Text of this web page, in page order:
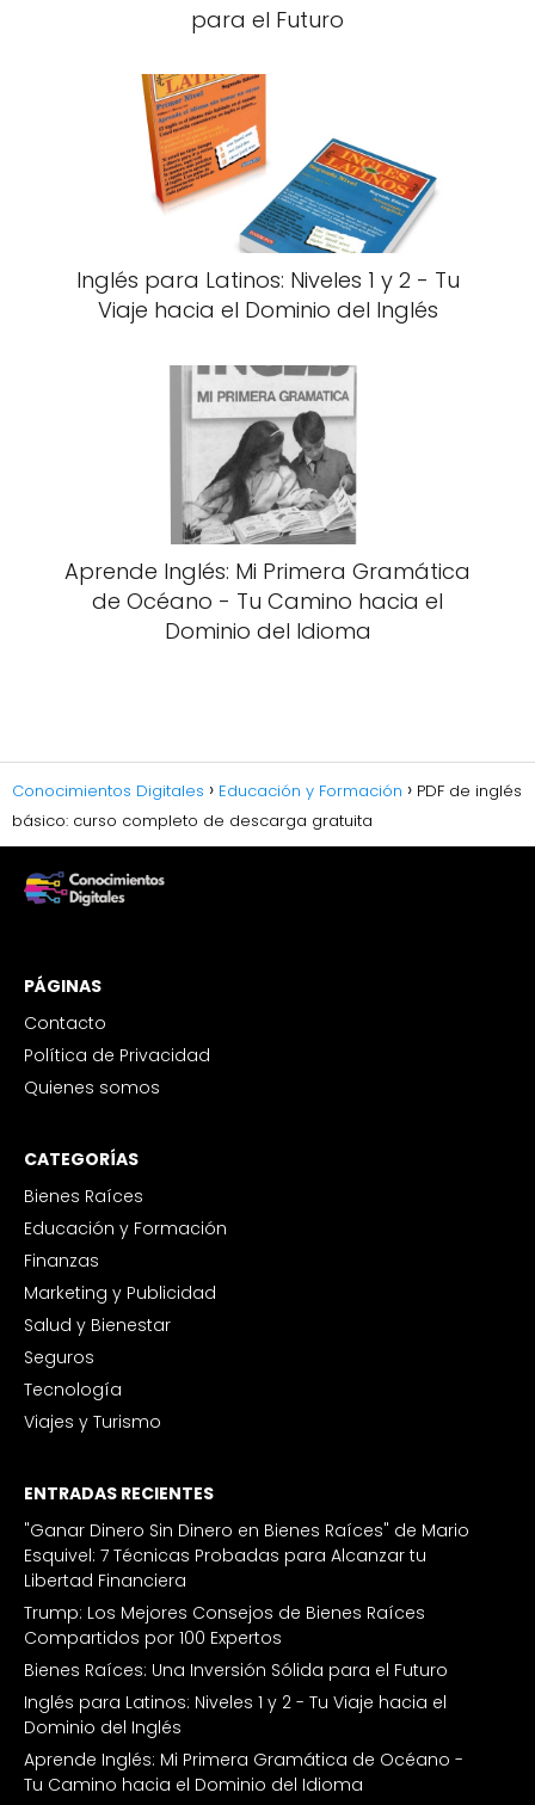
para el Futuro
Inglés para Latinos: Niveles 1 y 2 - Tu
Viaje hacia el Dominio del Inglés
Aprende Inglés: Mi Primera Gramática
de Océano - Tu Camino hacia el
Dominio del Idioma
Conocimientos Digitales Educación y Formación
PDF de inglés
básico: curso completo de descarga gratuita
PÁGINAS
Contacto
Política de Privacidad
Quienes somos
CATEGORÍAS
Bienes Raíces
Educación y Formación
Finanzas
Marketing y Publicidad
Salud y Bienestar
Seguros
Tecnología
Viajes y Turismo
ENTRADAS RECIENTES
"Ganar Dinero Sin Dinero en Bienes Raíces" de Mario
Esquivel: 7 Técnicas Probadas para Alcanzar tu
Libertad Financiera
Trump: Los Mejores Consejos de Bienes Raíces
Compartidos por 100 Expertos
Bienes Raíces: Una Inversión Sólida para el Futuro
Inglés para Latinos: Niveles 1 y 2 - Tu Viaje hacia el
Dominio del Inglés
Aprende Inglés: Mi Primera Gramática de Océano -
Tu Camino hacia el Dominio del Idioma